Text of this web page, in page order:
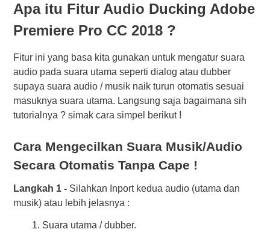
Apa itu Fitur Audio Ducking Adobe
Premiere Pro CC 2018 ?
Fitur ini yang basa kita gunakan untuk mengatur suara
audio pada suara utama seperti dialog atau dubber
supaya suara audio / musik naik turun otomatis sesuai
masuknya suara utama. Langsung saja bagaimana sih
tutorialnya ? simak cara simpel berikut !
Cara Mengecilkan Suara Musik/Audio
Secara Otomatis Tanpa Cape !
Langkah 1 - Silahkan Inport kedua audio (utama dan
musik) atau lebih jelasnya :
Suara utama / dubber.